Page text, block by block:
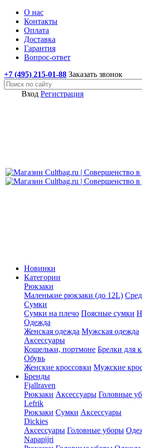
О нас
Контакты
Оплата
Доставка
Гарантия
Вопрос-ответ
+7 (495) 215-01-88 Заказать звонок
Вход Регистрация
Новинки
Категории
Рюкзаки
Маленькие рюкзаки (до 12L)
Сумки
Сумки на плечо Поясные сумки
Одежда
Женская одежда Мужская одежда
Аксессуары
Кошельки, портмоне Брелки для
Обувь
Женские кроссовки Мужские
Бренды
Fjallraven
Рюкзаки Аксессуары Головные
Lefrik
Рюкзаки Сумки Аксессуары
Dickies
Аксессуары Головные уборы
Napapijri